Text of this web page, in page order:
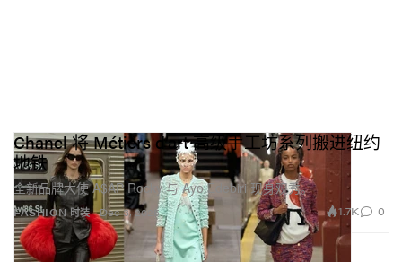
FASHION 时装
Chanel 将 Métiers d’art 高级手工坊系列搬进纽约
地铁
全新品牌大使 A$AP Rocky 与 Ayo Edebiri 现身观秀。
Dec 3, 2025 1.7K 0